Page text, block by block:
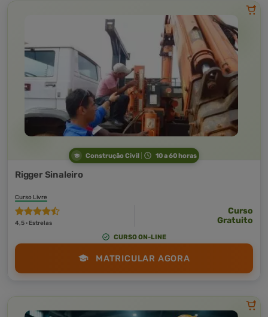
Construção Civil 10 a 60 horas
Rigger Sinaleiro
Curso Livre
4,5 · Estrelas
Curso
Gratuito
CURSO ON-LINE
MATRICULAR AGORA